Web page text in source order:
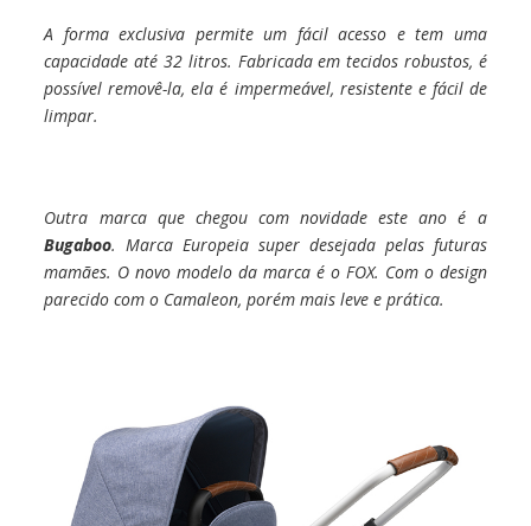
A forma exclusiva permite um fácil acesso e tem uma
capacidade até 32 litros. Fabricada em tecidos robustos, é
possível removê-la, ela é impermeável, resistente e fácil de
limpar.
Outra marca que chegou com novidade este ano é a
Bugaboo. Marca Europeia super desejada pelas futuras
mamães. O novo modelo da marca é o FOX. Com o design
parecido com o Camaleon, porém mais leve e prática.